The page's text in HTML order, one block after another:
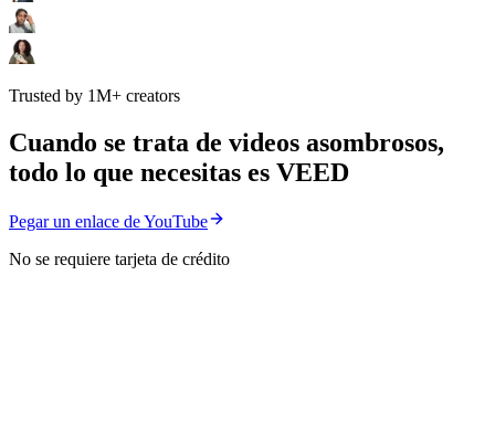
Trusted by 1M+ creators
Cuando se trata de videos asombrosos,
todo lo que necesitas es VEED
Pegar un enlace de YouTube
No se requiere tarjeta de crédito